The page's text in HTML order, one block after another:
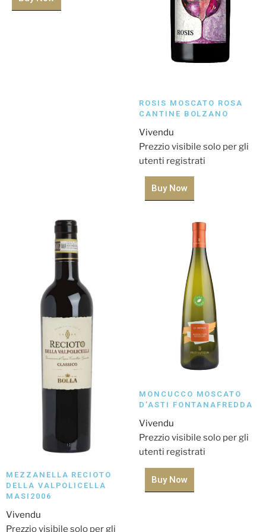
ROSIS MOSCATO ROSA
CANTINE BOLZANO
Vivendu
Prezzio visibile solo per gli
utenti registrati
Buy Now
MEZZANELLA RECIOTO
DELLA VALPOLICELLA
MASI2006
Vivendu
Prezzio visibile solo per gli
MONCUCCO MOSCATO
D’ASTI FONTANAFREDDA
Vivendu
Prezzio visibile solo per gli
utenti registrati
Buy Now